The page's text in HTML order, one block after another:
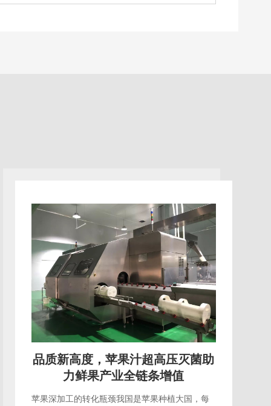
技术升级，苹果汁超高压灭菌推动
行业绿色生产转型
传统果汁生产的能耗短板传统热力灭菌的苹果汁
生产线，需要消耗大量蒸汽对果汁进行长时间加